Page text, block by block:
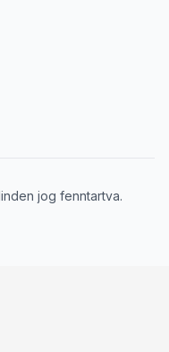
jog fenntartva.